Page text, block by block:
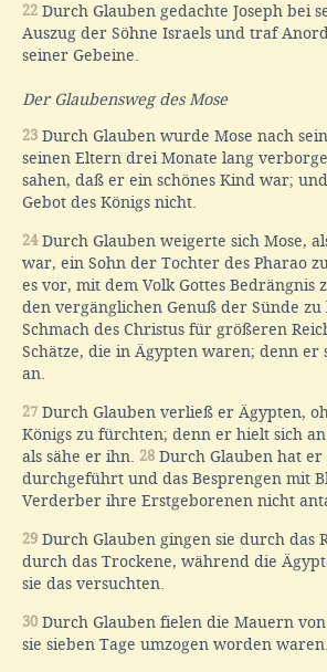
22 Durch Glauben gedachte Joseph bei
Auszug der Söhne Israels und traf
seiner Gebeine.
Der Glaubensweg des Mose
23 Durch Glauben wurde Mose nach
seinen Eltern drei Monate lang
sahen, daß er ein schönes Kind war;
Gebot des Königs nicht.
24Durch Glauben weigerte sich Mose,
war, ein Sohn der Tochter des Pharao
es vor, mit dem Volk Gottes Bedrängnis
den vergänglichen Genuß der Sünde zu
Schmach des Christus für größeren
Schätze, die in Ägypten waren; denn er
an.
27 Durch Glauben verließ er Ägypten,
Königs zu fürchten; denn er hielt sich
als sähe er ihn. 28 Durch Glauben hat er
durchgeführt und das Besprengen mit
Verderber ihre Erstgeborenen nicht
29 Durch Glauben gingen sie durch das
durch das Trockene, während die
sie das versuchten.
30 Durch Glauben fielen die Mauern
sie sieben Tage umzogen worden waren.